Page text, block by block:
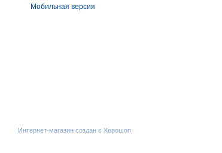
Мобильная версия
Интернет-магазин создан с Хорошоп